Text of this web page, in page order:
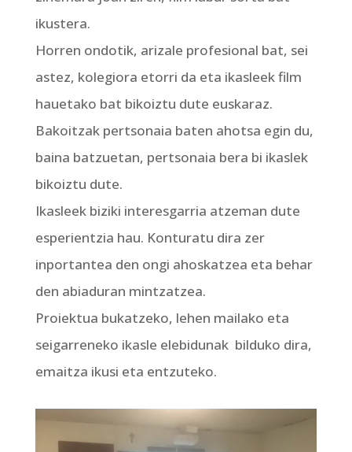
ikustera.
Horren ondotik, arizale profesional bat, sei
astez, kolegiora etorri da eta ikasleek film
hauetako bat bikoiztu dute euskaraz.
Bakoitzak pertsonaia baten ahotsa egin du,
baina batzuetan, pertsonaia bera bi ikaslek
bikoiztu dute.
Ikasleek biziki interesgarria atzeman dute
esperientzia hau. Konturatu dira zer
inportantea den ongi ahoskatzea eta behar
den abiaduran mintzatzea.
Proiektua bukatzeko, lehen mailako eta
seigarreneko ikasle elebidunak bilduko dira,
emaitza ikusi eta entzuteko.